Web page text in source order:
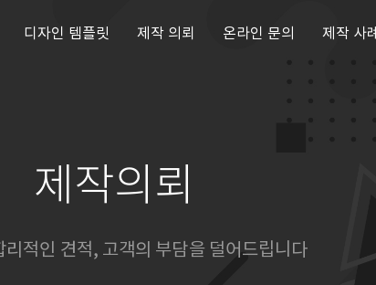
디자인 템플릿 제작 의뢰 온라인 문의 제작 사례
제작의뢰
리적인 견적, 고객의 부담을 덜어드립니다